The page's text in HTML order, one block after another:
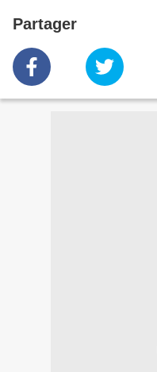
Partager